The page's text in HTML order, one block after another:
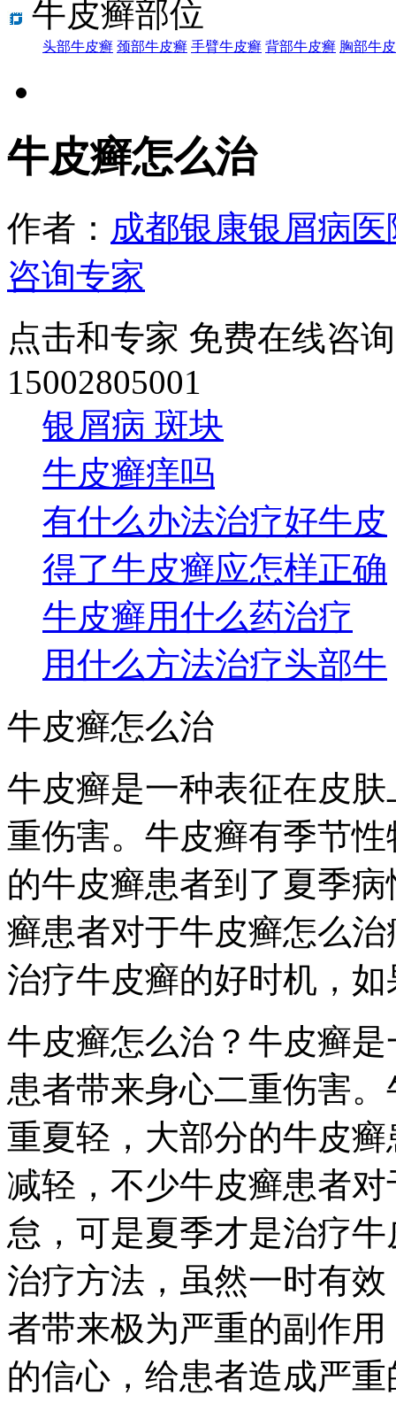
牛皮癣部位
头部牛皮癣 颈部牛皮癣 手臂牛皮癣 背部牛皮癣 胸部牛
牛皮癣怎么治
作者： 成都银康银屑病医
咨询专家
点击和专家 免费在线咨
15002805001
银屑病 斑块
牛皮癣痒吗
有什么办法治疗好牛皮
得了牛皮癣应怎样正确
牛皮癣用什么药治疗
用什么方法治疗头部牛
牛皮癣怎么治
牛皮癣是一种表征在皮
重伤害。牛皮癣有季节
的牛皮癣患者到了夏季
癣患者对于牛皮癣怎么
治疗牛皮癣的好时机，
牛皮癣怎么治？牛皮癣
患者带来身心二重伤害
重夏轻，大部分的牛皮
减轻，不少牛皮癣患者
怠，可是夏季才是治疗
治疗方法，虽然一时有
者带来极为严重的副作
的信心，给患者造成严